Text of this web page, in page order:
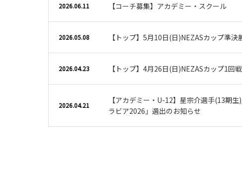
2026.06.11 【コーチ募集】アカデミー・スクール
2026.05.08 【トップ】5月10日(日)NEZASカップ準決
2026.04.23 【トップ】4月26日(日)NEZASカップ1回
2026.04.21
【アカデミー・U-12】星宗介選手(13期
ラビア2026」選出のお知らせ